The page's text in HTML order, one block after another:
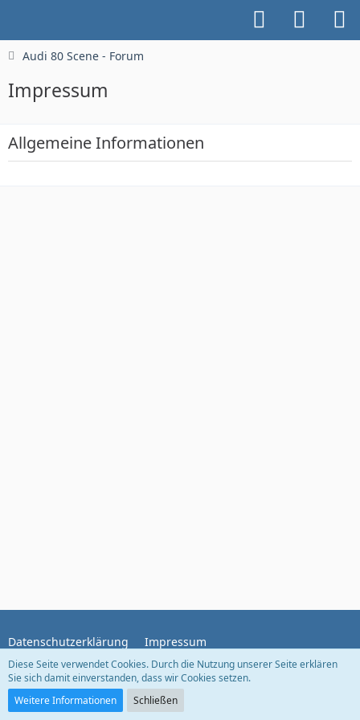
Audi 80 Scene - Forum
Impressum
Allgemeine Informationen
Datenschutzerklärung Impressum
Community-Software:
Diese Seite verwendet Cookies. Durch die Nutzung unserer Seite erklären
Sie sich damit einverstanden, dass wir Cookies setzen.
Weitere Informationen
Schließen